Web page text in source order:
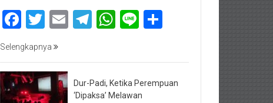
Facebook
Twitter
EmailTelegram
WhatsApp
Line
Selengkapnya
Dur-Padi, Ketika Perempuan
‘Dipaksa’ Melawan